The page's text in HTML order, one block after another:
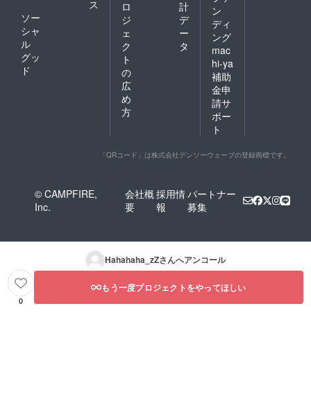
ス
ソー
シャ
ル
グッ
ド
ロ
ジ
ェ
ク
ト
の
広
め
方
計
デ
ー
タ
ン
ディ
ング
mac
hi-ya
補助
金申
請サ
ポー
ト
「QRコード」は株式会社デンソーウェーブの登録商標です。
© CAMPFIRE,
Inc.
会社概
要
採用情
報
パートナー
募集
Hahahaha_zZさんへアンコール
0
もう一度プロジェクトをやってほしい